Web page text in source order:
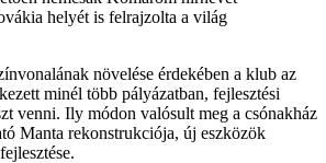
helyét is felrajzolta a világ
növelése érdekében a klub az
minél több pályázatban, fejlesztési
venni. Ily módon valósult meg a csónakház
Manta rekonstrukciója, új eszközök